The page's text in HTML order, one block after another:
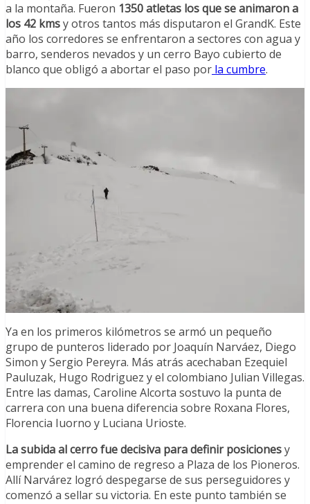
a la montaña. Fueron 1350 atletas los que se animaron a
los 42 kmsy otros tantos más disputaron el GrandK. Este
año los corredores se enfrentaron a sectores con agua y
barro, senderos nevados y un cerro Bayo cubierto de
blanco que obligó a abortar el paso por la cumbre.
Ya en los primeros kilómetros se armó un pequeño
grupo de punteros liderado por Joaquín Narváez, Diego
Simon y Sergio Pereyra. Más atrás acechaban Ezequiel
Pauluzak, Hugo Rodriguez y el colombiano Julian Villegas.
Entre las damas, Caroline Alcorta sostuvo la punta de
carrera con una buena diferencia sobre Roxana Flores,
Florencia Iuorno y Luciana Urioste.
La subida al cerro fue decisiva para definir posicionesy
emprender el camino de regreso a Plaza de los Pioneros.
Allí Narvárez logró despegarse de sus perseguidores y
comenzó a sellar su victoria. En este punto también se